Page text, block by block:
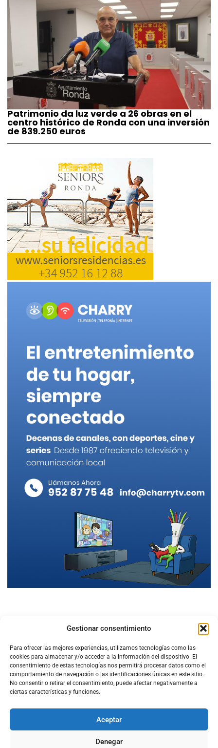
Gestionar consentimiento
Para ofrecer las mejores experiencias, utilizamos tecnologías como las
cookies para almacenar y/o acceder a la información del dispositivo. El
consentimiento de estas tecnologías nos permitirá procesar datos como el
comportamiento de navegación o las identificaciones únicas en este sitio.
No consentir o retirar el consentimiento, puede afectar negativamente a
ciertas características y funciones.
Aceptar
Denegar
Patrimonio da luz verde a 26 obras en el
centro histórico de Ronda con una inversión
de 839.250 euros